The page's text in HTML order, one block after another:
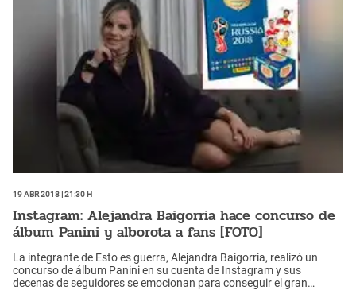
19 Abr 2018 | 21:30 h
Instagram: Alejandra Baigorria hace concurso de
álbum Panini y alborota a fans [FOTO]
La integrante de Esto es guerra, Alejandra Baigorria, realizó un
concurso de álbum Panini en su cuenta de Instagram y sus
decenas de seguidores se emocionan para conseguir el gran